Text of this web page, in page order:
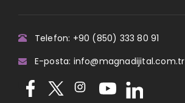
Telefon: +90 (850) 333 80 91
E-posta: info@magnadijital.com.tr